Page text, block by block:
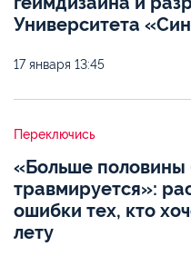
Университета
17 января 13:45
Переключись
«Больше половины
травмируется»:
ошибки тех, кто
лету